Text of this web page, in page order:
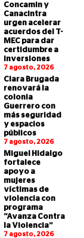
Concamin y
Canacintra
urgen acelerar
acuerdos del T-
MEC para dar
certidumbre a
inversiones
7 agosto, 2026
Clara Brugada
renovará la
colonia
Guerrero con
más seguridad
y espacios
públicos
7 agosto, 2026
Miguel Hidalgo
fortalece
apoyo a
mujeres
víctimas de
violencia con
programa
“Avanza Contra
la Violencia”
7 agosto, 2026